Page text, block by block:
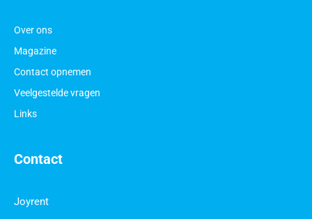
Contact
Joyrent
Over ons
Magazine
Contact opnemen
Veelgestelde vragen
Links